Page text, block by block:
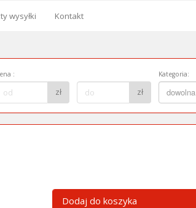
wysyłki Kontakt
od
:
zł
do:
zł
Kategoria:
dowolna
Kategoria:
Dodaj do koszyka